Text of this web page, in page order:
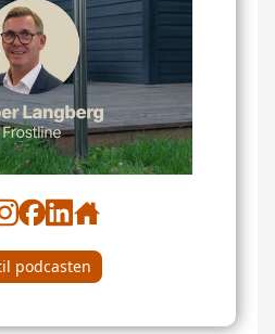
podcasten